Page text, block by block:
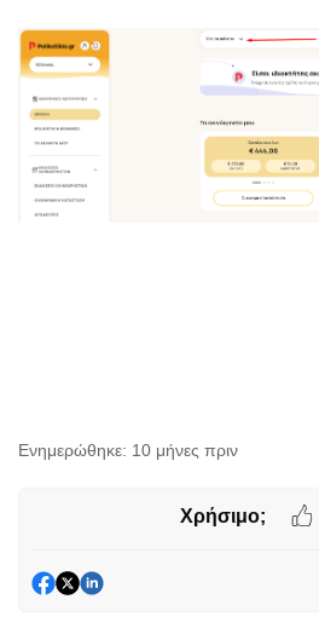
Ενημερώθηκε: 10 μήνες πριν
Χρήσιμο;